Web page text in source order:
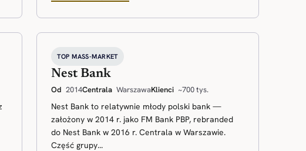
TOP MASS-MARKET
Nest Bank
Od 2014Centrala WarszawaKlienci ~700 tys.
Nest Bank to relatywnie młody polski bank —
założony w 2014 r. jako FM Bank PBP, rebranded
do Nest Bank w 2016 r. Centrala w Warszawie.
Część grupy...